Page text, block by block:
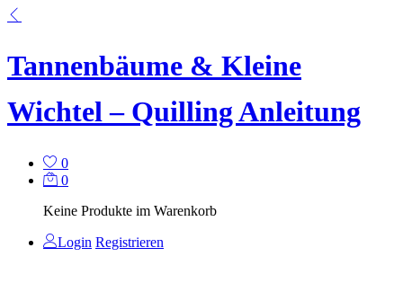
Tannenbäume & Kleine
Wichtel – Quilling Anleitung
0
0
Keine Produkte im Warenkorb
Login Registrieren